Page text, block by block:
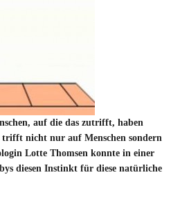
auf die das zutrifft, haben
trifft nicht nur auf Menschen sondern
Lotte Thomsen konnte in einer
diesen Instinkt für diese natürliche